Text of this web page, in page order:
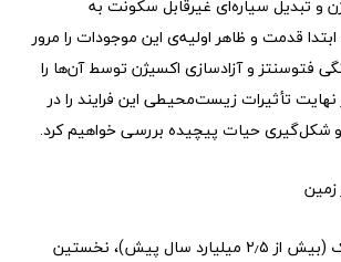
و تبدیل سیاره‌ای غیرقابل سکونت به
قدمت و ظاهر اولیه‌ی این موجودات را مرور
فتوسنتز و آزادسازی اکسیژن توسط آن‌ها را
تأثیرات زیست‌محیطی این فرایند را در
شکل‌گیری حیات پیچیده بررسی خواهیم کرد.
در اعماق دوران ارکا‌ییک (بیش از ۲٫۵ میلیارد سال پیش)، نخستین